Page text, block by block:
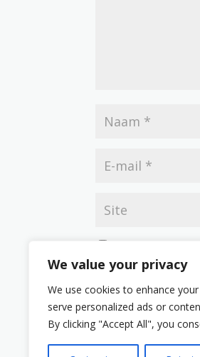
We value your privacy
We use cookies to enhance
serve personalized ads or
By clicking "Accept All", you
Mijn naam, e-